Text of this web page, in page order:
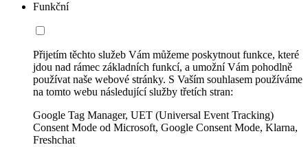
Funkční
Přijetím těchto služeb Vám můžeme poskytnout funkce, které
jdou nad rámec základních funkcí, a umožní Vám pohodlně
používat naše webové stránky. S Vaším souhlasem používáme
na tomto webu následující služby třetích stran:
Google Tag Manager, UET (Universal Event Tracking)
Consent Mode od Microsoft, Google Consent Mode, Klarna,
Freshchat